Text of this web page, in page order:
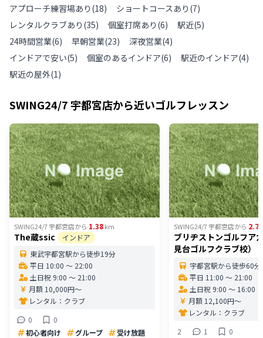
アプローチ練習場あり (18) ショートコースあり (7)
レンタルクラブあり (35) 個室打席あり (6) 駅近(5)
24時間営業(6) 早朝営業(23) 深夜営業(4)
インドアで安い(5) 個室のあるインドア(6) 駅近のインドア(4)
駅近の屋外(1)
SWING24/7 宇都宮店から近いゴルフレッスン
SWING24/7 宇都宮店から 1.38km
The蔵ssic
インドア
東武宇都宮駅から徒歩19分
平日 10:00 〜 22:00
土日祝 9:00 〜 21:00
月額 10,000円〜
レンタル： クラブ
0
0
初心者向け
グループ
受け放題
SWING24/7 宇都宮店から 2.71
ブリヂストンゴルフア
見台ゴルフクラブ校）
宇都宮駅から徒歩60分
平日 11:00 〜 21:00
土日祝 9:00 〜 16:00
月額 12,100円〜
レンタル： クラブ
2
1
0